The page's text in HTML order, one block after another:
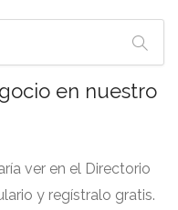
en nuestro
ver en el Directorio
y regístralo gratis.